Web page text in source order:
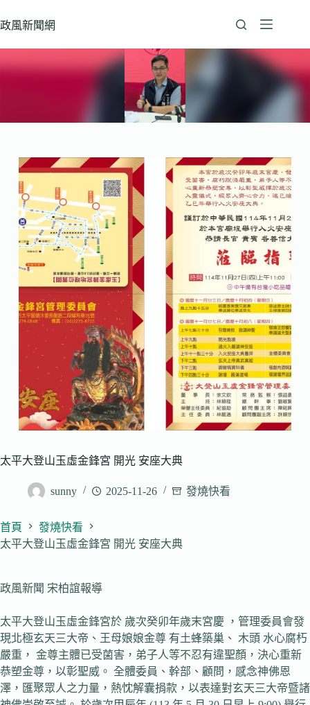
至
政風新聞網
太平大登山玉虛金鋒宮 開光 安座大典
sunny 2025-11-26 發燒快看
首頁
發燒快看
太平大登山玉虛金鋒宮 開光 安座大典
政風新聞 宋柏誼報導
太平大登山玉虛金鋒宮於 歲次癸卯年歲末宮慶 ，管理委員會發
現北極玄天三大帝、王母娘娘金尊 有土蜂築巢、 木頭 水心腐朽
嚴重， 金尊主體已受菌害，弟子人等不忍有違聖顏，決心重新
恭塑金尊，以彰聖威。 全體委員、幹部、顧問，感念神佛恩
澤，匯聚眾人之力量，熱忱解囊捐款，以表達對玄天三大帝暨諸